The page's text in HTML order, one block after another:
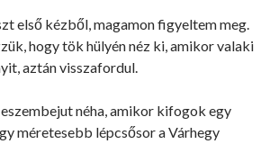
első kézből, magamon figyeltem meg.
hogy tök hülyén néz ki, amikor valaki
aztán visszafordul.
néha, amikor kifogok egy
méretesebb lépcsősor a Várhegy